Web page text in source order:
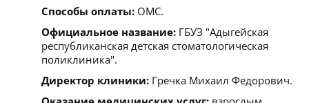
Способы оплаты: ОМС.
Официальное название: ГБУЗ "Адыгейская
республиканская детская стоматологическая
поликлиника".
Директор клиники: Гречка Михаил Федорович.